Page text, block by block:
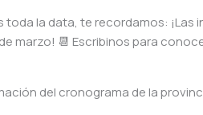
toda la data, te recordamos:
marzo! 📆 Escribinos para
del cronograma de la